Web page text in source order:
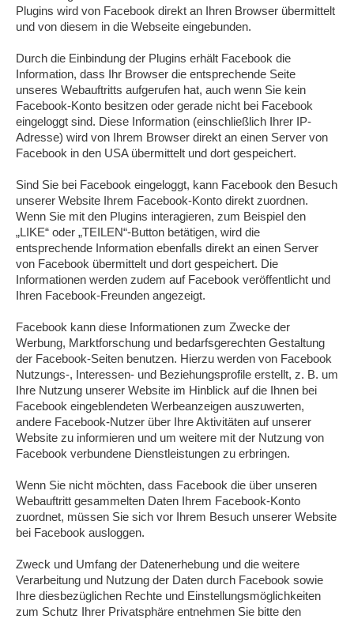
Plugins wird von Facebook direkt an Ihren Browser übermittelt
und von diesem in die Webseite eingebunden.
Durch die Einbindung der Plugins erhält Facebook die
Information, dass Ihr Browser die entsprechende Seite
unseres Webauftritts aufgerufen hat, auch wenn Sie kein
Facebook-Konto besitzen oder gerade nicht bei Facebook
eingeloggt sind. Diese Information (einschließlich Ihrer IP-
Adresse) wird von Ihrem Browser direkt an einen Server von
Facebook in den USA übermittelt und dort gespeichert.
Sind Sie bei Facebook eingeloggt, kann Facebook den Besuch
unserer Website Ihrem Facebook-Konto direkt zuordnen.
Wenn Sie mit den Plugins interagieren, zum Beispiel den
„LIKE“ oder „TEILEN“-Button betätigen, wird die
entsprechende Information ebenfalls direkt an einen Server
von Facebook übermittelt und dort gespeichert. Die
Informationen werden zudem auf Facebook veröffentlicht und
Ihren Facebook-Freunden angezeigt.
Facebook kann diese Informationen zum Zwecke der
Werbung, Marktforschung und bedarfsgerechten Gestaltung
der Facebook-Seiten benutzen. Hierzu werden von Facebook
Nutzungs-, Interessen- und Beziehungsprofile erstellt, z. B. um
Ihre Nutzung unserer Website im Hinblick auf die Ihnen bei
Facebook eingeblendeten Werbeanzeigen auszuwerten,
andere Facebook-Nutzer über Ihre Aktivitäten auf unserer
Website zu informieren und um weitere mit der Nutzung von
Facebook verbundene Dienstleistungen zu erbringen.
Wenn Sie nicht möchten, dass Facebook die über unseren
Webauftritt gesammelten Daten Ihrem Facebook-Konto
zuordnet, müssen Sie sich vor Ihrem Besuch unserer Website
bei Facebook ausloggen.
Zweck und Umfang der Datenerhebung und die weitere
Verarbeitung und Nutzung der Daten durch Facebook sowie
Ihre diesbezüglichen Rechte und Einstellungsmöglichkeiten
zum Schutz Ihrer Privatsphäre entnehmen Sie bitte den